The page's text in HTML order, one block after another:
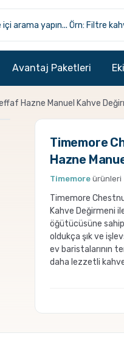
Avantaj Paketleri
Hazne Manuel Kahve
Timemore
Hazne
Timemore ürünleri
Timemore
Kahve Değirmeni
öğütücüsüne
oldukça şık ve
ev baristalarının
daha lezzetli